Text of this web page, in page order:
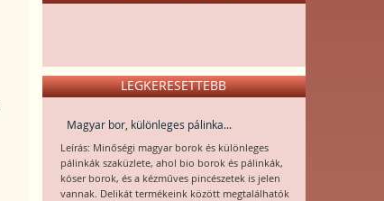
LEGKERESETTEBB
Magyar bor, különleges pálinka...
Leírás: Minőségi magyar borok és különleges
pálinkák szaküzlete, ahol bio borok és pálinkák,
kóser borok, és a kézműves pincészetek is jelen
vannak. Delikát termékeink között megtalálhatók